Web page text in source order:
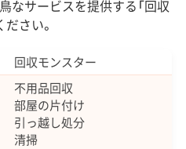
なサービスを提供する「回収
さい。
回収モンスター
不用品回収
部屋の片付け
引っ越し処分
清掃